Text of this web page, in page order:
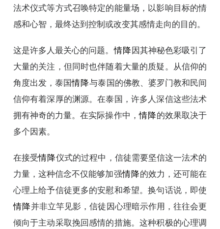
法术仪式等方式召唤特定的能量场，以影响目标的情
感和心智，最终达到控制或改变其感情走向的目的。
这是许多人最关心的问题。情降因其神秘色彩吸引了
大量的关注，但同时也伴随着大量的质疑。从信仰的
角度出发，泰国情降与泰国的佛教、婆罗门教和民间
信仰有着深厚的渊源。在泰国，许多人深信这些法术
拥有神奇的力量。在实际操作中，情降的效果取决于
多个因素。
在接受情降仪式的过程中，信徒需要坚信这一法术的
力量，这种信念不仅能够加强情降的效力，还可能在
心理上给予信徒更多的安慰和希望。换句话说，即使
情降并非立竿见影，信徒因心理暗示作用，往往会更
倾向于主动采取挽回感情的措施。这种积极的心理调